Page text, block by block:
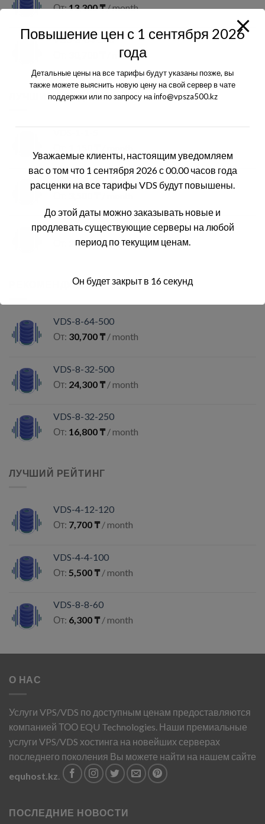
От:13,300₸/ month
VDS-8-64-500
/ month
ЛУЧШИЕ ПРОДАЖИ
VDS-2-2-25
2,250₸/ month
РЕКОМЕНДУЕМЫЕ
VDS-8-64-500
От: 30,700₸ / month
VDS-8-32-500
От: 24,300₸ / month
VDS-8-32-250
От: 16,800₸ / month
ЛУЧШИЙ РЕЙТИНГ
VDS-4-12-120
От: 7,700₸ / month
VDS-4-4-100
От: 5,500₸ / month
VDS-8-8-60
От: 6,300₸ / month
О НАС
Услуги VPS/VDS по доступным ценам предоставляются
компанией ТОО EQU Technologies. Наши премиальные
услуги VPS/VDS хостинга на новейших серверах
последнего поколения Вы можете найти на нашем сайте
equhost.kz.
ПОСЛЕДНИЕ НОВОСТИ
Повышение цен с 1 сентября 2026
года
Детальные цены на все тарифы будут указаны позже, вы
также можете выяснить новую цену на свой сервер в чате
поддержки или по запросу на info@vpsza500.kz
Уважаемые клиенты, настоящим уведомляем
вас о том что 1 сентября 2026 с 00.00 часов года
расценки на все тарифы VDS будут повышены.
До этой даты можно заказывать новые и
продлевать существующие серверы на любой
период по текущим ценам.
Он будет закрыт в 15секунд